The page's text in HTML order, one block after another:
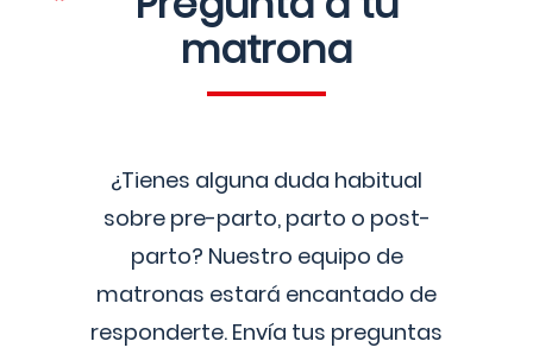
matrona
¿Tienes alguna duda habitual
sobre pre-parto, parto o post-
parto? Nuestro equipo de
matronas estará encantado de
responderte. Envía tus preguntas